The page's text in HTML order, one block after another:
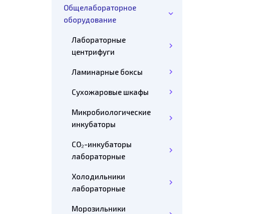
Общелабораторное
оборудование
Лабораторные
центрифуги
Ламинарные боксы
Сухожаровые шкафы
Микробиологические
инкубаторы
CO₂-инкубаторы
лабораторные
Холодильники
лабораторные
Морозильники